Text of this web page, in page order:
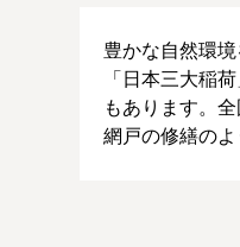
豊かな自然環
「日本三大稲
もあります。
網戸の修繕の